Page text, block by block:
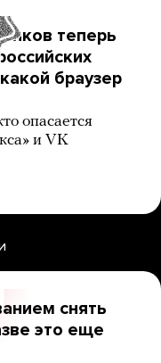
теперь
браузер
опасается
и VK
снять
это еще